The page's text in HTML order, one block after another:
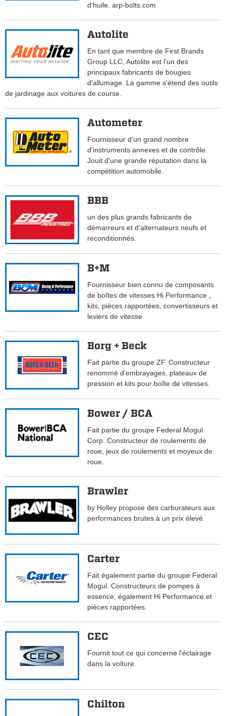
d'huile. arp-bolts.com
Autolite
En tant que membre de First Brands
Group LLC, Autolite est l'un des
principaux fabricants de bougies
d'allumage. La gamme s'étend des outils
de jardinage aux voitures de course.
Autometer
Fournisseur d'un grand nombre
d'instruments annexes et de contrôle.
Jouit d'une grande réputation dans la
compétition automobile.
BBB
un des plus grands fabricants de
démarreurs et d'alternateurs neufs et
reconditionnés.
B+M
Fournisseur bien connu de composants
de boîtes de vitesses Hi Performance ,
kits, pièces rapportées, convertisseurs et
leviers de vitesse.
Borg + Beck
Fait partie du groupe ZF. Constructeur
renommé d'embrayages, plateaux de
pression et kits pour boîte de vitesses.
Bower / BCA
Fait partie du groupe Federal Mogul
Corp. Constructeur de roulements de
roue, jeux de roulements et moyeux de
roue.
Brawler
by Holley propose des carburateurs aux
performances brutes à un prix élevé.
Carter
Fait également partie du groupe Federal
Mogul. Constructeurs de pompes à
essence, également Hi Performance et
pièces rapportées.
CEC
Fournit tout ce qui concerne l'éclairage
dans la voiture.
Chilton